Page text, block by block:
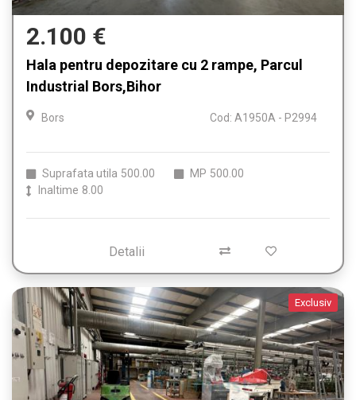
2.100 €
Hala pentru depozitare cu 2 rampe, Parcul
Industrial Bors,Bihor
Bors Cod: A1950A - P2994
Suprafata utila 500.00 MP 500.00
Inaltime 8.00
Detalii
Exclusiv